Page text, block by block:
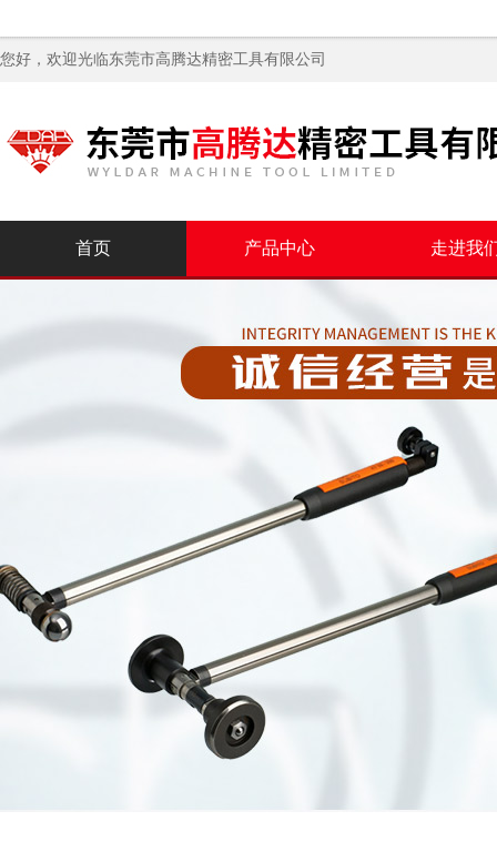
您好，欢迎光临东莞市高腾达精密工具有限公司
首页 产品中心 走进我